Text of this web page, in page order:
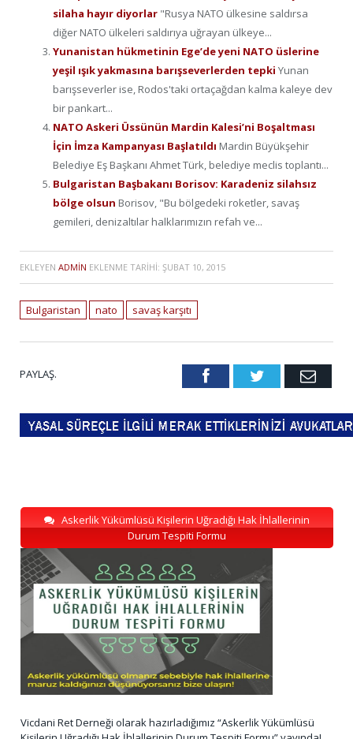
silaha hayır diyorlar "Rusya NATO ülkesine saldırsa
diğer NATO ülkeleri saldırıya uğrayan ülkeye...
Yunanistan hükmetinin Ege’de yeni NATO üslerine
yeşil ışık yakmasına barışseverlerden tepki Yunan
barışseverler ise, Rodos'taki ortaçağdan kalma kaleye dev
bir pankart...
NATO Askeri Üssünün Mardin Kalesi’ni Boşaltması
İçin İmza Kampanyası Başlatıldı Mardin Büyükşehir
Belediye Eş Başkanı Ahmet Türk, belediye meclis toplantı...
Bulgaristan Başbakanı Borisov: Karadeniz silahsız
bölge olsun Borisov, "Bu bölgedeki roketler, savaş
gemileri, denizaltılar halklarımızın refah ve...
EKLEYEN ADMIN EKLENME TARIHI: ŞUBAT 10, 2015
Bulgaristan nato savaş karşıtı
PAYLAŞ. FacebookTwitter Email
Askerlik Yükümlüsü Kişilerin Uğradığı Hak İhlallerinin
Durum Tespiti Formu
Vicdani Ret Derneği olarak hazırladığımız “Askerlik Yükümlüsü